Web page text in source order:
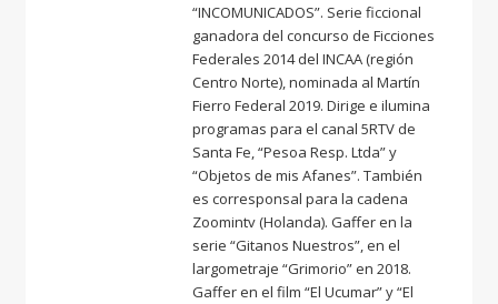
“INCOMUNICADOS”. Serie ficcional
ganadora del concurso de Ficciones
Federales 2014 del INCAA (región
Centro Norte), nominada al Martín
Fierro Federal 2019. Dirige e ilumina
programas para el canal 5RTV de
Santa Fe, “Pesoa Resp. Ltda” y
“Objetos de mis Afanes”. También
es corresponsal para la cadena
Zoomintv (Holanda). Gaffer en la
serie “Gitanos Nuestros”, en el
largometraje “Grimorio” en 2018.
Gaffer en el film “El Ucumar” y “El